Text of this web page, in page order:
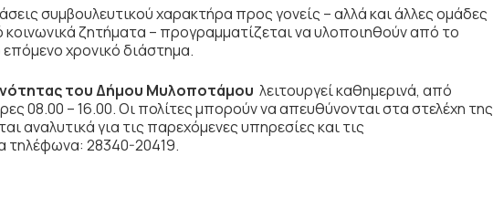
συμβουλευτικού χαρακτήρα προς γονείς – αλλά και άλλες ομάδες
ζητήματα – προγραμματίζεται να υλοποιηθούν από το
χρονικό διάστημα.
του Δήμου Μυλοποτάμου λειτουργεί καθημερινά, από
08.00 – 16.00. Οι πολίτες μπορούν να απευθύνονται στα στελέχη της
αναλυτικά για τις παρεχόμενες υπηρεσίες και τις
τηλέφωνα: 28340-20419.